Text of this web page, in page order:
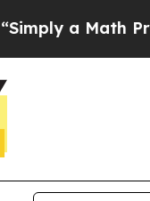
a Math Problem